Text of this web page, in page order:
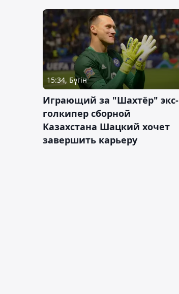
15:34, Бүгін
Играющий за "Шахтёр" экс-
голкипер сборной
Казахстана Шацкий хочет
завершить карьеру